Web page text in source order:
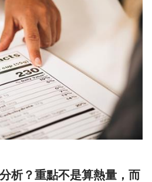
析？重點不是算熱量，而